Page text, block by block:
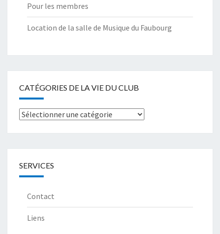
Pour les membres
Location de la salle de Musique du Faubourg
CATÉGORIES DE LA VIE DU CLUB
Catégories
du
club
SERVICES
Contact
Liens